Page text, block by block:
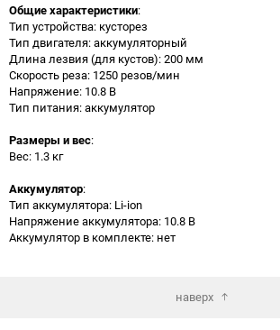
Общие характеристики:
Тип устройства: кусторез
Тип двигателя: аккумуляторный
Длина лезвия (для кустов): 200 мм
Скорость реза: 1250 резов/мин
Напряжение: 10.8 В
Тип питания: аккумулятор
Размеры и вес:
Вес: 1.3 кг
Аккумулятор:
Тип аккумулятора: Li-ion
Напряжение аккумулятора: 10.8 В
Аккумулятор в комплекте: нет
наверх